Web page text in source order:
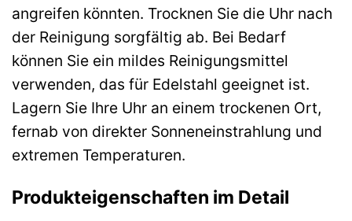
angreifen könnten. Trocknen Sie die Uhr nach
der Reinigung sorgfältig ab. Bei Bedarf
können Sie ein mildes Reinigungsmittel
verwenden, das für Edelstahl geeignet ist.
Lagern Sie Ihre Uhr an einem trockenen Ort,
fernab von direkter Sonneneinstrahlung und
extremen Temperaturen.
Produkteigenschaften im Detail